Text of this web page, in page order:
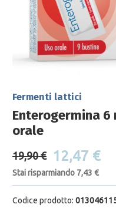
Fermenti lattici
Enterogermina
orale
19,90 € 12,47 €
Stai risparmiando 7,43 €
Codice prodotto: